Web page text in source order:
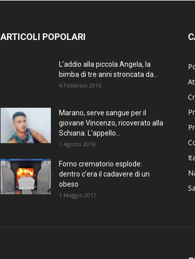
ARTICOLI POPOLARI
L’addio alla piccola Angela, la
bimba di tre anni stroncata da...
4 Febbraio 2016
Marano, serve sangue per il
giovane Vincenzo, ricoverato alla
Schiana. L’appello...
1 Agosto 2016
Forno crematorio esplode:
dentro c’era il cadavere di un
obeso
1 Maggio 2017